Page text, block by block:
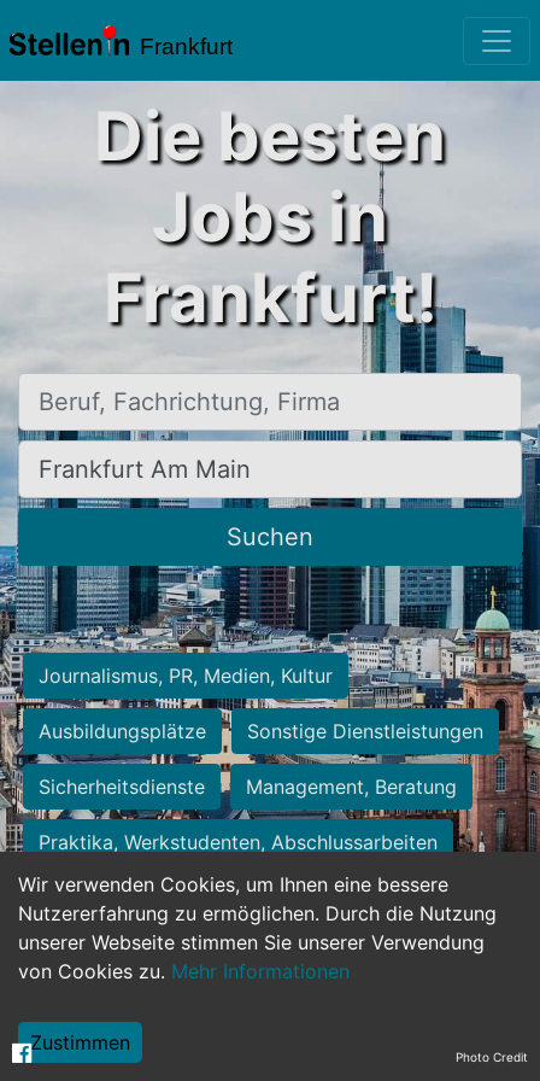
Frankfurt
Wir verwenden Cookies, um Ihnen eine bessere
Nutzererfahrung zu ermöglichen. Durch die Nutzung
unserer Webseite stimmen Sie unserer Verwendung
von Cookies zu. Mehr Informationen
Zustimmen
Die besten
Jobs in
Frankfurt!
Beruf, Fachrichtung, Firma
Ort, Stadt
Suchen
Journalismus, PR, Medien, Kultur
Ausbildungsplätze Sonstige Dienstleistungen
Sicherheitsdienste Management, Beratung
Praktika, Werkstudenten, Abschlussarbeiten
Personalwesen Assistenz, Sekretariat
Hilfskräfte, Aushilfs- und Nebenjobs
Weiterbildung, Studium, duale Ausbildung Photo Credit